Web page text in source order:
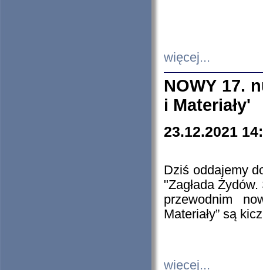
więcej...
NOWY 17.
i Materiały'
23.12.2021
Dziś oddajemy
"Zagłada
przewodnim
Materiały” są
więcej...